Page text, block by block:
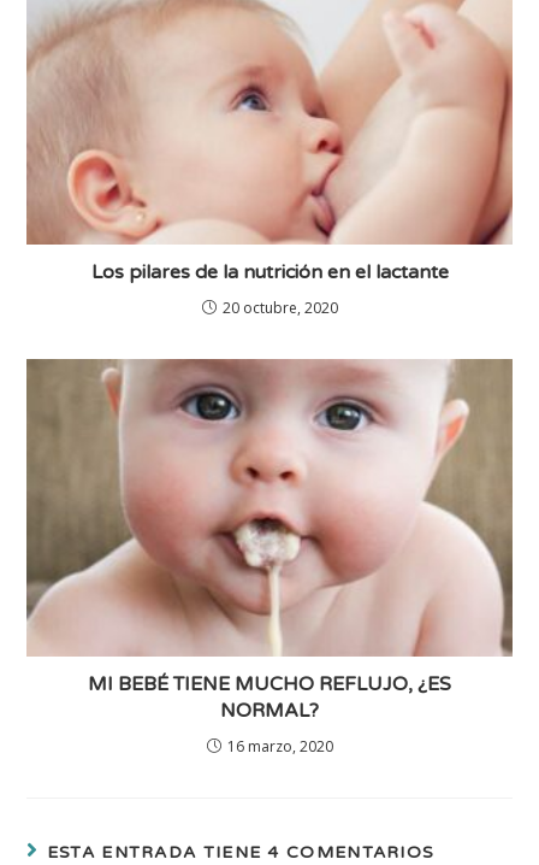
Los pilares de la nutrición en el lactante
20 octubre, 2020
MI BEBÉ TIENE MUCHO REFLUJO, ¿ES
NORMAL?
16 marzo, 2020
ESTA ENTRADA TIENE 4 COMENTARIOS